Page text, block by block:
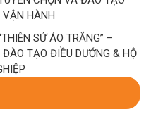
VẬN HÀNH
SỨ ÁO TRẮNG” –
TẠO ĐIỀU DƯỚNG & HỘ